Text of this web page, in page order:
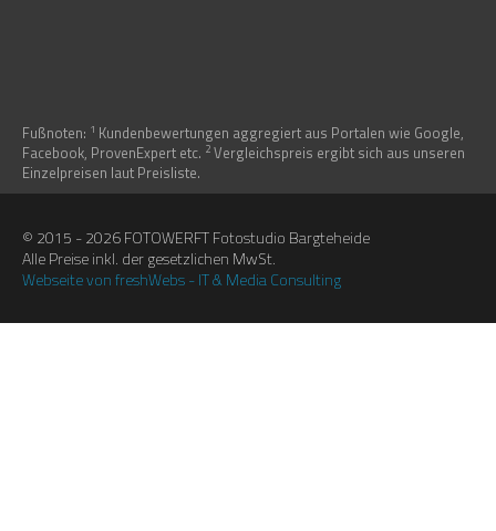
Fußnoten: 1 Kundenbewertungen aggregiert aus Portalen wie Google,
Facebook, ProvenExpert etc. 2 Vergleichspreis ergibt sich aus unseren
Einzelpreisen laut Preisliste.
© 2015 - 2026 FOTOWERFT Fotostudio Bargteheide
Alle Preise inkl. der gesetzlichen MwSt.
Webseite von freshWebs - IT & Media Consulting